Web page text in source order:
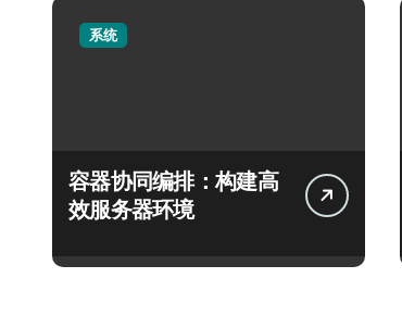
系统
容器协同编排：构建高
效服务器环境